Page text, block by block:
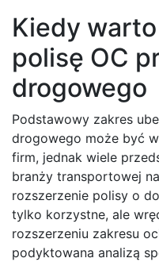
Kiedy
polisę OC
drogowego
Podstawowy zakres
drogowego może być
firm, jednak wiele
branży transportowej
rozszerzenie polisy o
tylko korzystne, ale
rozszerzeniu zakresu
podyktowana analizą